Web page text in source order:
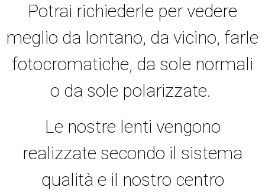
Potrai richiederle per vedere
meglio da lontano, da vicino, farle
fotocromatiche, da sole normali
o da sole polarizzate.
Le nostre lenti vengono
realizzate secondo il sistema
qualità e il nostro centro